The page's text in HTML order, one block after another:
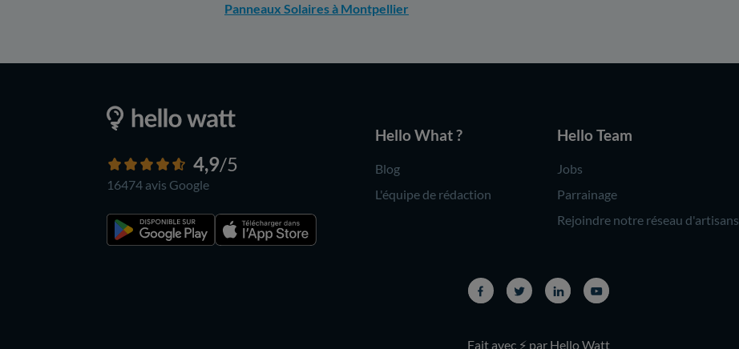
Panneaux Solaires à Montpellier
4,9/5
16474 avis Google
Hello What ?
Blog
L'équipe de rédaction
Hello Team
Jobs
Parrainage
Rejoindre notre réseau d'artisans
Fait avec ⚡ par Hello Watt